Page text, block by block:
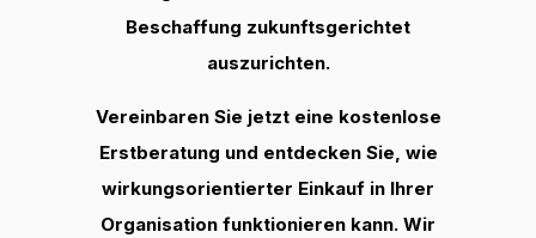
Beschaffung zukunftsgerichtet
auszurichten.
Vereinbaren Sie jetzt eine kostenlose
Erstberatung und entdecken Sie, wie
wirkungsorientierter Einkauf in Ihrer
Organisation funktionieren kann. Wir